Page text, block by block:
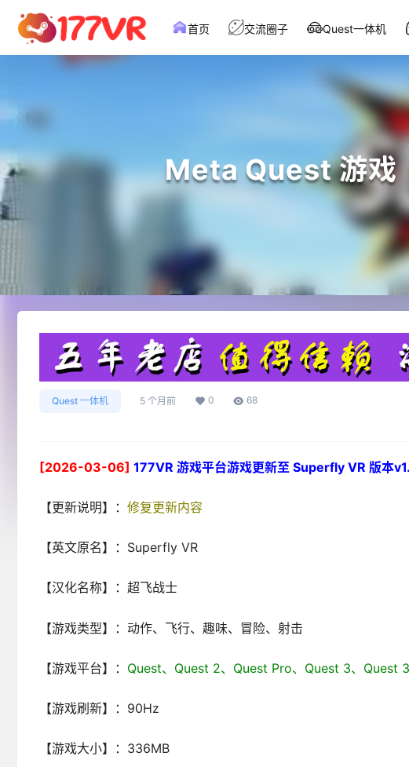
首页 交流圈子 Quest一体机
Meta Quest 游戏
Quest 一体机 5 个月前 0 68
[2026-03-06] 177VR 游戏平台游戏更新至 Superfly VR 版本
【更新说明】： 修复更新内容
【英文原名】：Superfly VR
【汉化名称】：超飞战士
【游戏类型】：动作、飞行、趣味、冒险、射击
【游戏平台】： Quest、Quest 2、Quest Pro、Quest 3、Quest
【游戏刷新】：90Hz
【游戏大小】：336MB